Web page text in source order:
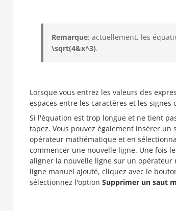
Remarque: actuellement, les
\sqrt(4&x^3).
Lorsque vous entrez les valeurs des
espaces entre les caractères et les
Si l'équation est trop longue et ne tient
tapez. Vous pouvez également insérer
opérateur mathématique et en
commencer une nouvelle ligne. Une fois
aligner la nouvelle ligne sur un
ligne manuel ajouté, cliquez avec le
sélectionnez l'option Supprimer un saut